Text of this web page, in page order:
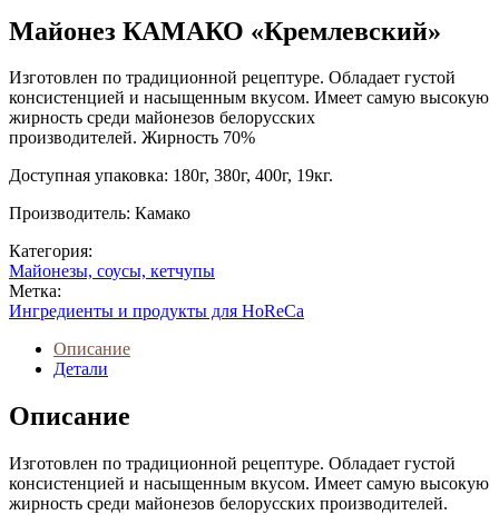
Майонез КАМАКО «Кремлевский»
Изготовлен по традиционной рецептуре. Обладает густой
консистенцией и насыщенным вкусом. Имеет самую высокую
жирность среди майонезов белорусских
производителей. Жирность 70%
Доступная упаковка: 180г, 380г, 400г, 19кг.
Производитель: Камако
Категория:
Майонезы, соусы, кетчупы
Метка:
Ингредиенты и продукты для HoReCa
Описание
Детали
Описание
Изготовлен по традиционной рецептуре. Обладает густой
консистенцией и насыщенным вкусом. Имеет самую высокую
жирность среди майонезов белорусских производителей.